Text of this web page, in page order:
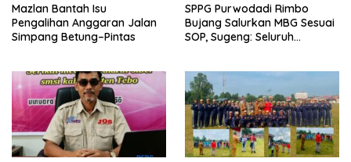
Mazlan Bantah Isu
Pengalihan Anggaran Jalan
Simpang Betung–Pintas
SPPG Purwodadi Rimbo
Bujang Salurkan MBG Sesuai
SOP, Sugeng: Seluruh